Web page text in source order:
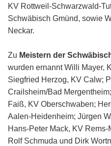
KV Rottweil-Schwarzwald-
Schwäbisch Gmünd, sowie
Neckar.
Zu Meistern der
wurden ernannt Willi Mayer,
Siegfried Herzog, KV Calw;
Crailsheim/Bad
Faiß, KV Oberschwaben;
Aalen-Heidenheim; Jürgen
Hans-Peter Mack, KV
Rolf Schmuda und Dirk